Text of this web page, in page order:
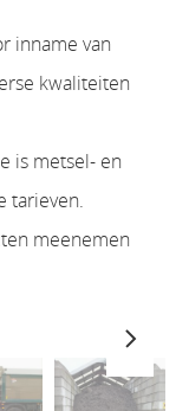
inname van
kwaliteiten
is metsel- en
tarieven.
meenemen